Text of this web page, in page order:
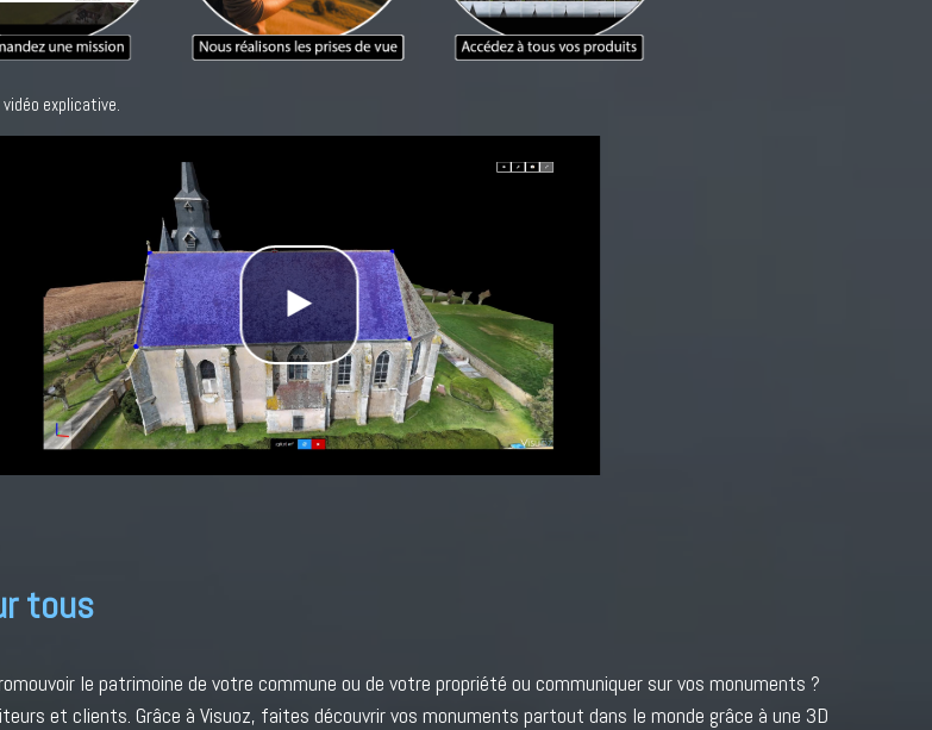
explicative.
tous
le patrimoine de votre commune ou de votre propriété ou communiquer sur vos monuments ?
et clients. Grâce à Visuoz, faites découvrir vos monuments partout dans le monde grâce à une 3D